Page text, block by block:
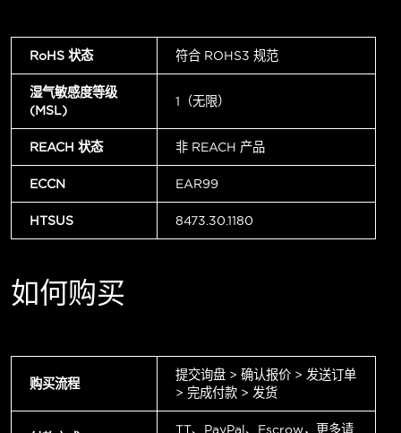
RoHS 状态 符合 ROHS3 规范
湿气敏感度等级
(MSL)
1（无限）
REACH 状态 非 REACH 产品
ECCN EAR99
HTSUS 8473.30.1180
如何购买
购买流程
提交询盘 > 确认报价 > 发送订单
> 完成付款 > 发货
TT、PayPal、Escrow，更多请